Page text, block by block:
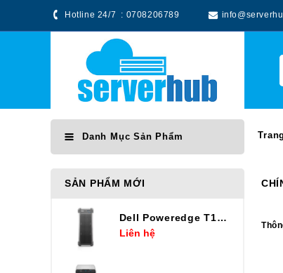
Hotline 24/7 : 0708206789
Danh Mục Sản Phẩm
SẢN PHẨM MỚI
Dell Poweredge T160 E-2434
Liên hệ